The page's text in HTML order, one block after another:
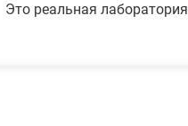
Это реальная